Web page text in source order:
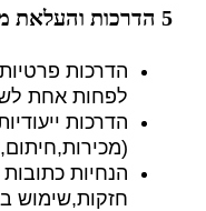
5 הדרכות והעלאת מודעות
הדרכות
לפחות אחת
הדרכות
הנחיות
חזקות,שימוש